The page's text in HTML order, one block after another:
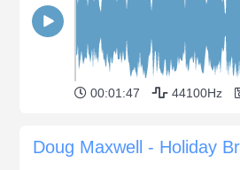
00:01:47 44100Hz
Doug Maxwell - Holiday